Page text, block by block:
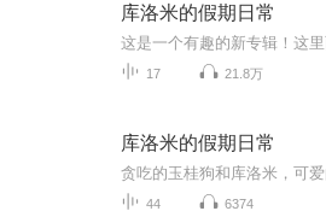
库洛米的假期日常
17 21.8万
库洛米的假期日常
44 6374